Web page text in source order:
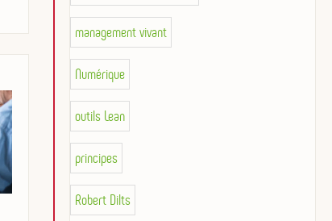
management vivant
Numérique
outils Lean
principes
Robert Dilts